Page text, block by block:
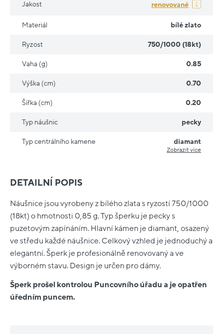
DETAILNÍ POPIS
Náušnice jsou vyrobeny z bílého zlata s ryzostí 750/1000
(18kt) o hmotnosti 0,85 g. Typ šperku je pecky s
puzetovým zapínáním. Hlavní kámen je diamant, osazený
ve středu každé náušnice. Celkový vzhled je jednoduchý a
elegantní. Šperk je profesionálně renovovaný a ve
výborném stavu. Design je určen pro dámy.
Šperk prošel kontrolou Puncovního úřadu a je opatřen
úředním puncem.
Jakost renovované
Materiál bílé zlato
Ryzost 750/1000 (18kt)
Vaha (g) 0.85
Výška (cm) 0.70
Šířka (cm) 0.20
Typ náušnic pecky
Typ centrálního kamene diamant
Zobrazit více